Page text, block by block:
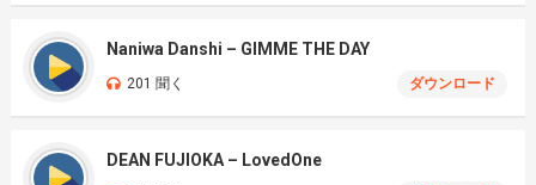
Naniwa Danshi – GIMME THE DAY
201 聞く ダウンロード
DEAN FUJIOKA – LovedOne